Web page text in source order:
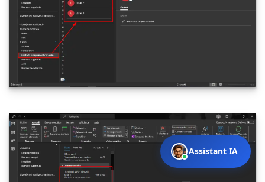
Assistant IA